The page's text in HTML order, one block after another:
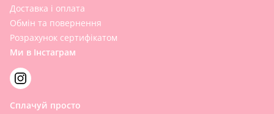
Доставка і оплата
Обмін та повернення
Розрахунок сертифікатом
Ми в Інстаграм
Сплачуй просто